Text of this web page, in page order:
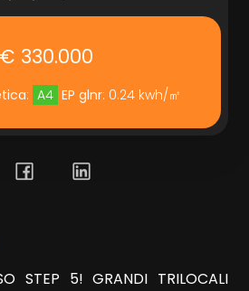
€ 330.000
: A4 EP glnr: 0.24 kwh/㎡
STEP 5! GRANDI TRILOCALI